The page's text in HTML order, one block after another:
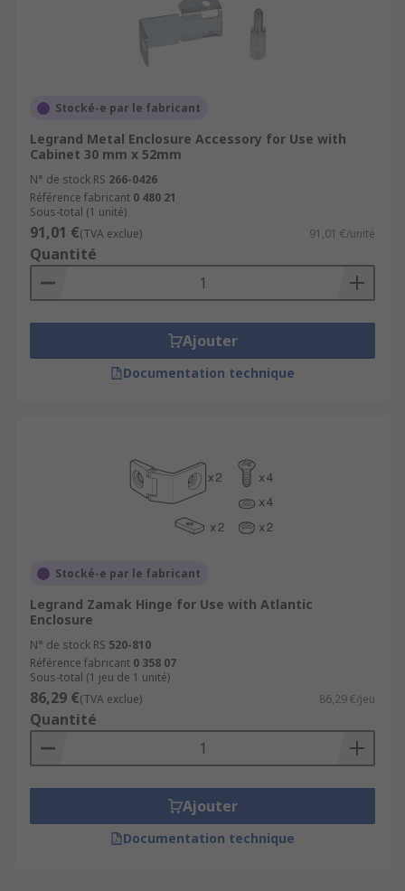
Stocké-e par le fabricant
Legrand Metal Enclosure Accessory for Use with
Cabinet 30 mm x 52mm
N° de stock RS 266-0426
Référence fabricant 0 480 21
Sous-total (1 unité)
91,01 €(TVA exclue) 91,01 €/unité
Quantité
Ajouter
Documentation technique
Stocké-e par le fabricant
Legrand Zamak Hinge for Use with Atlantic
Enclosure
N° de stock RS 520-810
Référence fabricant 0 358 07
Sous-total (1 jeu de 1 unité)
86,29 €(TVA exclue) 86,29 €/jeu
Quantité
Ajouter
Documentation technique